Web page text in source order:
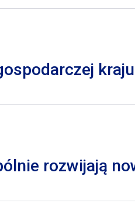
rozwijają